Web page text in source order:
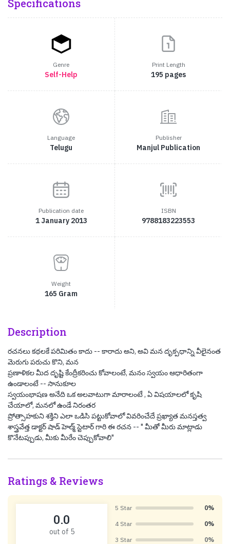
Specifications
Genre
Self-Help
Print Length
195 pages
Language
Telugu
Publisher
Manjul Publication
Publication date
1 January 2013
ISBN
9788183223553
Weight
165 Gram
Description
రచనలు కథలకే పరిమితం కాదు -- కారాదు అని, అవి మన దృక్పధాన్ని వీలైనంత
మెరుగు పరుచు కొని, మన
ప్రణాళికల మీద దృష్టి కేంద్రీకరించు కోవాలంటే, మనం స్వయం ఆధారితంగా
ఉండాలంటే -- సానుకూల
స్వయంభాషణ అనేది ఒక అలవాటుగా మారాలంటే , ఏ విషయాలలో కృషి
చేయాలో, మనలో ఉండే నిరంతర
ప్రోత్సాహకుని శక్తిని ఎలా ఒడిసి పట్టుకోవాలో వివరించేదే ప్రఖ్యాత మనస్తత్వ
శాస్త్రవేత్త డాక్టర్ షాడ్ హెల్మ్ స్టెటార్ గారి ఈ రచన -- " మీతో మీరు మాట్లాడు
కొనేటప్పుడు, మీకు మీరేం చెప్పుకోవాలి"
Ratings & Reviews
0.0
out of 5
5 Star 0%
4 Star 0%
3 Star 0%